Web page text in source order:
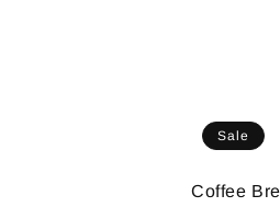
Sale
Coffee